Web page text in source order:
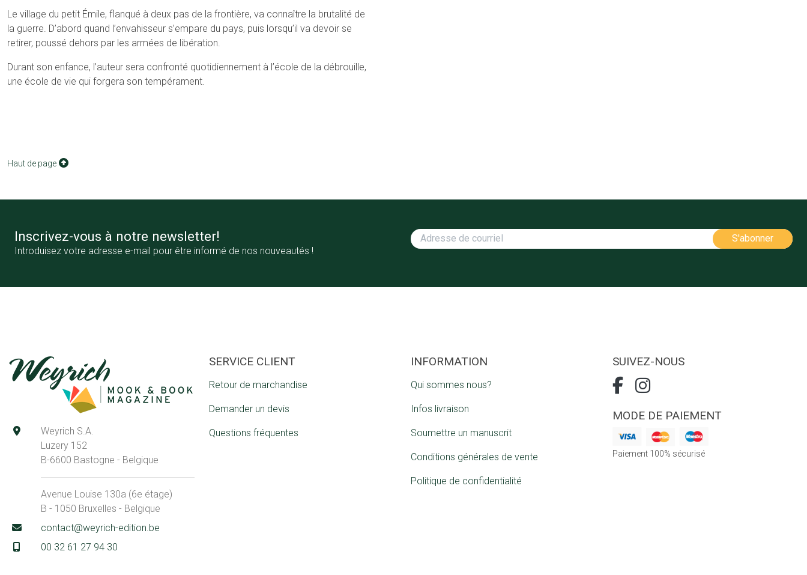
Le village du petit Émile, flanqué à deux pas de la frontière, va connaître la brutalité de
la guerre. D’abord quand l’envahisseur s’empare du pays, puis lorsqu’il va devoir se
retirer, poussé dehors par les armées de libération.
Durant son enfance, l’auteur sera confronté quotidiennement à l’école de la débrouille,
une école de vie qui forgera son tempérament.
Haut de page
Inscrivez-vous à notre newsletter!
Introduisez votre adresse e-mail pour être informé de nos nouveautés !
Weyrich S.A.
Luzery 152
B-6600 Bastogne - Belgique
Avenue Louise 130a (6e étage)
B - 1050 Bruxelles - Belgique
contact@weyrich-edition.be
00 32 61 27 94 30
SERVICE CLIENT
Retour de marchandise
Demander un devis
Questions fréquentes
INFORMATION
Qui sommes nous?
Infos livraison
Soumettre un manuscrit
Conditions générales de vente
Politique de confidentialité
SUIVEZ-NOUS
MODE DE PAIEMENT
Paiement 100% sécurisé